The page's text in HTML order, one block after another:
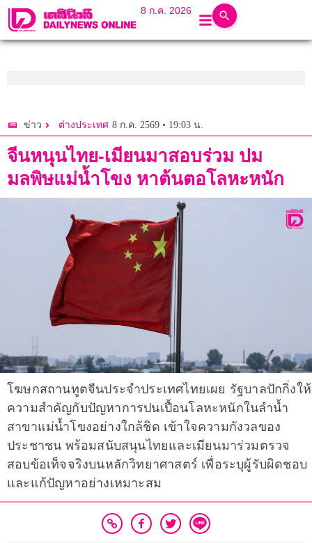
8 ก.ค. 2026
ข่าว ต่างประเทศ 8 ก.ค. 2569 • 19:03 น.
จีนหนุนไทย-เมียนมาสอบร่วม ปม
มลพิษแม่น้ำโขง หาต้นตอโลหะหนัก
โฆษกสถานทูตจีนประจำประเทศไทยเผย รัฐบาลปักกิ่งให้
ความสำคัญกับปัญหาการปนเปื้อนโลหะหนักในลำน้ำ
สาขาแม่น้ำโขงอย่างใกล้ชิด เข้าใจความกังวลของ
ประชาชน พร้อมสนับสนุนไทยและเมียนมาร่วมตรวจ
สอบข้อเท็จจริงบนหลักวิทยาศาสตร์ เพื่อระบุผู้รับผิดชอบ
และแก้ปัญหาอย่างเหมาะสม